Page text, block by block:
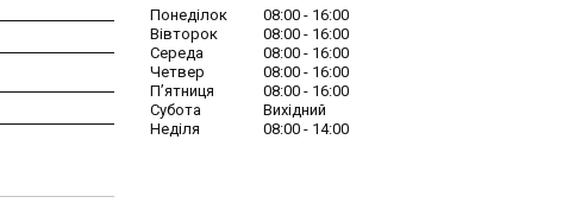
Понеділок 08:00
16:00
Вівторок
08:00
16:00
Середа
08:00
16:00
Четвер
08:00
16:00
Пʼятниця
08:00
16:00
Субота
Вихідний
Неділя
08:00 14:00